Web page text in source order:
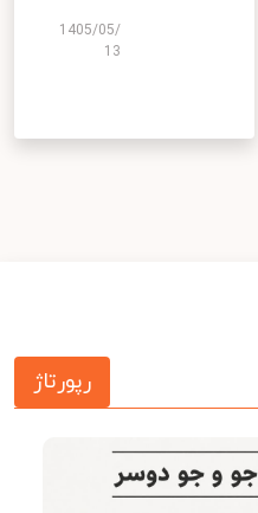
1405/05/
13
رپورتاژ